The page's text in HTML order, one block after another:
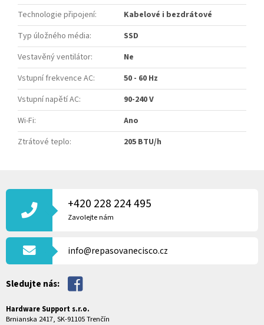
Technologie připojení:
Kabelové i bezdrátové
Typ úložného média:
SSD
Vestavěný ventilátor:
Ne
Vstupní frekvence AC:
50 - 60 Hz
Vstupní napětí AC:
90-240 V
Wi-Fi:
Ano
Ztrátové teplo: 205 BTU/h
Á
T
+420 228 224 495
Zavolejte nám
info@repasovanecisco.cz
Sledujte nás:
Hardware Support s.r.o.
Brnianska 2417, SK-91105 Trenčín